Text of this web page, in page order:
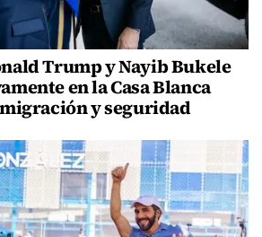
Trump y Nayib Bukele
en la Casa Blanca
y seguridad